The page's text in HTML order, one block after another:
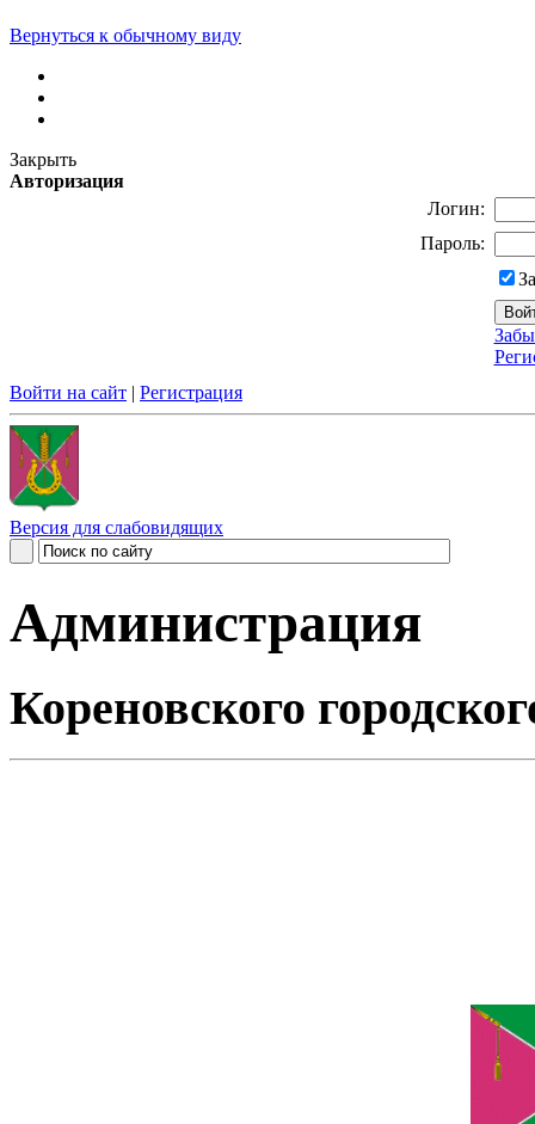
Вернуться к обычному виду
Закрыть
Авторизация
Логин:
Пароль:
Войти на сайт | Регистрация
Версия для слабовидящих
Администрация
Кореновского